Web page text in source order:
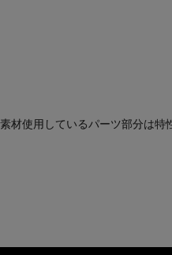
使用しているパーツ部分は特